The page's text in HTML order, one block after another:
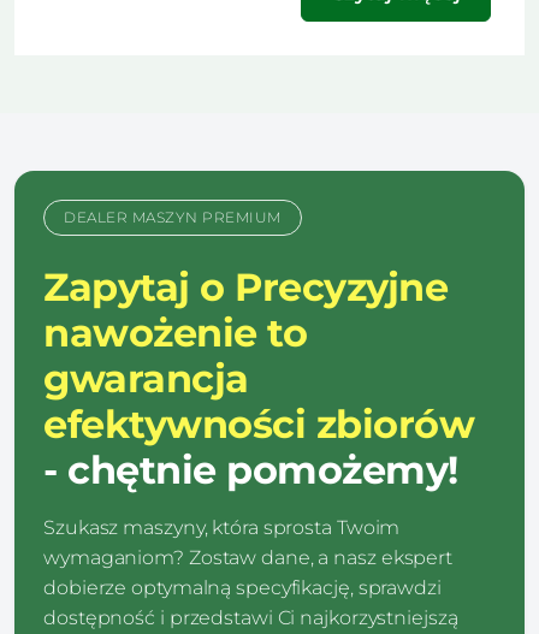
DEALER MASZYN PREMIUM
Zapytaj o Precyzyjne
nawożenie to
gwarancja
efektywności zbiorów
- chętnie pomożemy!
Szukasz maszyny, która sprosta Twoim
wymaganiom? Zostaw dane, a nasz ekspert
dobierze optymalną specyfikację, sprawdzi
dostępność i przedstawi Ci najkorzystniejszą